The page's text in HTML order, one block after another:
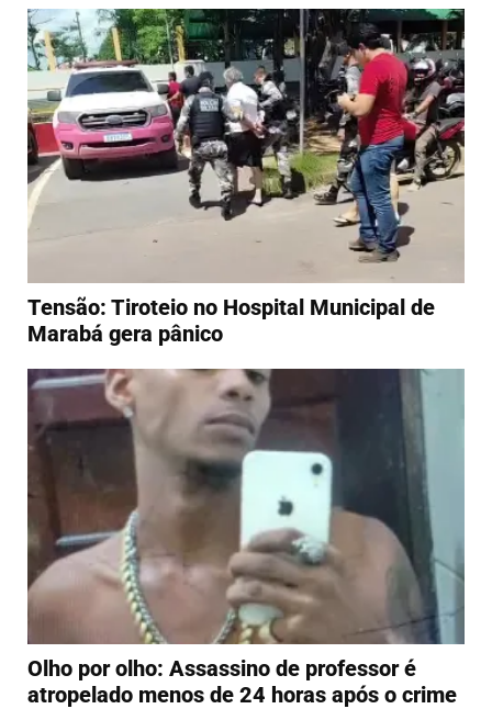
Tensão: Tiroteio no Hospital Municipal de
Marabá gera pânico
Olho por olho: Assassino de professor é
atropelado menos de 24 horas após o crime